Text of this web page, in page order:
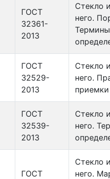
ГОСТ
32361-
2013
Стекло
него.
ГОСТ
32529-
2013
Стекло
него.
приемки
ГОСТ
32539-
2013
Стекло
него.
ГОСТ
Стекло
него.